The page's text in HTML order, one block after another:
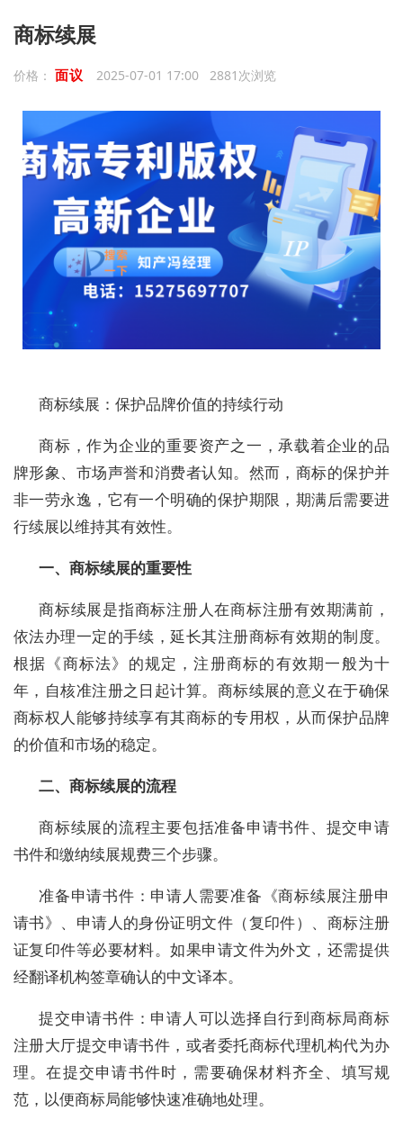
商标续展
价格： 面议 2025-07-01 17:00 2881次浏览
商标续展：保护品牌价值的持续行动
商标，作为企业的重要资产之一，承载着企业的品
牌形象、市场声誉和消费者认知。然而，商标的保护并
非一劳永逸，它有一个明确的保护期限，期满后需要进
行续展以维持其有效性。
一、商标续展的重要性
商标续展是指商标注册人在商标注册有效期满前，
依法办理一定的手续，延长其注册商标有效期的制度。
根据《商标法》的规定，注册商标的有效期一般为十
年，自核准注册之日起计算。商标续展的意义在于确保
商标权人能够持续享有其商标的专用权，从而保护品牌
的价值和市场的稳定。
二、商标续展的流程
商标续展的流程主要包括准备申请书件、提交申请
书件和缴纳续展规费三个步骤。
准备申请书件：申请人需要准备《商标续展注册申
请书》、申请人的身份证明文件（复印件）、商标注册
证复印件等必要材料。如果申请文件为外文，还需提供
经翻译机构签章确认的中文译本。
提交申请书件：申请人可以选择自行到商标局商标
注册大厅提交申请书件，或者委托商标代理机构代为办
理。在提交申请书件时，需要确保材料齐全、填写规
范，以便商标局能够快速准确地处理。